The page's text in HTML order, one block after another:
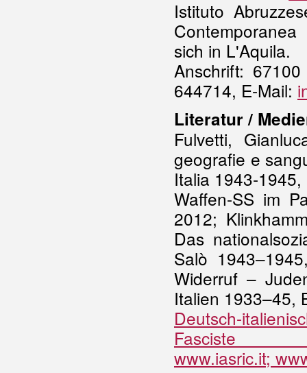
Istituto
sich in L'Aquila.
Anschrift:
644714, E-Mail:
Literatur /
Fulvetti,
geografie e
Italia 1943-
Waffen-SS im
2012;
Das
Salò
Widerruf –
Italien 1933–45,
Deutsch-
www.iasric.it;